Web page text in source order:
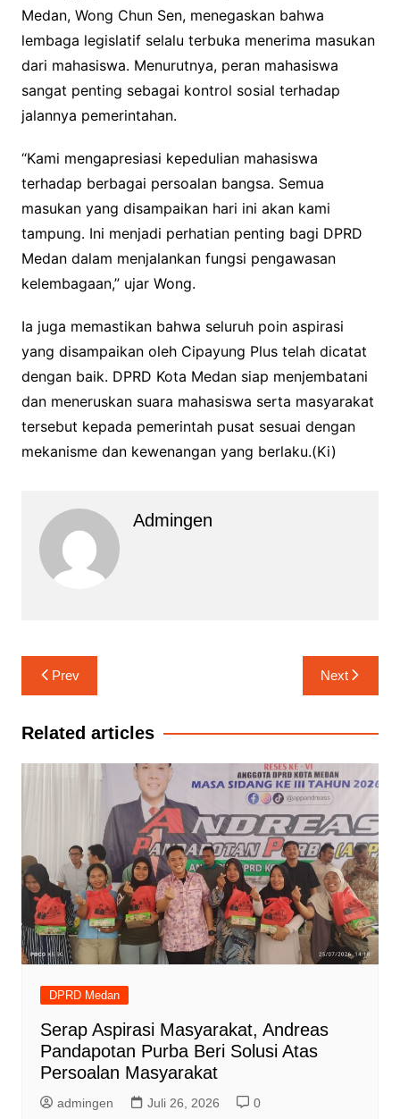
Medan, Wong Chun Sen, menegaskan bahwa
lembaga legislatif selalu terbuka menerima masukan
dari mahasiswa. Menurutnya, peran mahasiswa
sangat penting sebagai kontrol sosial terhadap
jalannya pemerintahan.
“Kami mengapresiasi kepedulian mahasiswa
terhadap berbagai persoalan bangsa. Semua
masukan yang disampaikan hari ini akan kami
tampung. Ini menjadi perhatian penting bagi DPRD
Medan dalam menjalankan fungsi pengawasan
kelembagaan,” ujar Wong.
Ia juga memastikan bahwa seluruh poin aspirasi
yang disampaikan oleh Cipayung Plus telah dicatat
dengan baik. DPRD Kota Medan siap menjembatani
dan meneruskan suara mahasiswa serta masyarakat
tersebut kepada pemerintah pusat sesuai dengan
mekanisme dan kewenangan yang berlaku.(Ki)
Admingen
Navigasi
pos
Prev Next
Related articles
DPRD Medan
Serap Aspirasi Masyarakat, Andreas
Pandapotan Purba Beri Solusi Atas
Persoalan Masyarakat
admingen Juli 26, 2026 0